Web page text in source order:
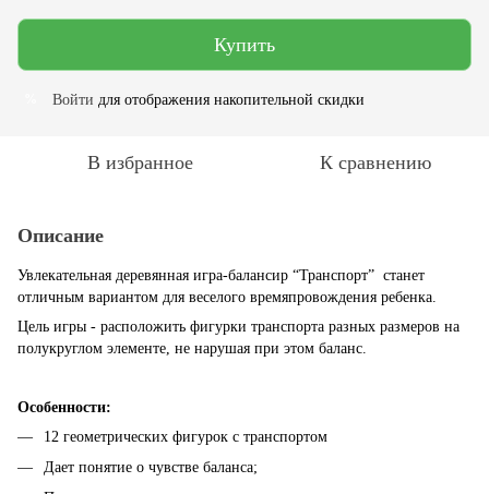
Купить
Войти для отображения накопительной скидки
В избранное К сравнению
Описание
Увлекательная деревянная игра-балансир “Транспорт” станет
отличным вариантом для веселого времяпровождения ребенка.
Цель игры - расположить фигурки транспорта разных размеров на
полукруглом элементе, не нарушая при этом баланс.
Особенности:
12 геометрических фигурок с транспортом
Дает понятие о чувстве баланса;